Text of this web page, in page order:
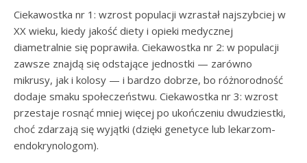
Ciekawostka nr 1: wzrost populacji wzrastał najszybciej w
XX wieku, kiedy jakość diety i opieki medycznej
diametralnie się poprawiła. Ciekawostka nr 2: w populacji
zawsze znajdą się odstające jednostki — zarówno
mikrusy, jak i kolosy — i bardzo dobrze, bo różnorodność
dodaje smaku społeczeństwu. Ciekawostka nr 3: wzrost
przestaje rosnąć mniej więcej po ukończeniu dwudziestki,
choć zdarzają się wyjątki (dzięki genetyce lub lekarzom-
endokrynologom).